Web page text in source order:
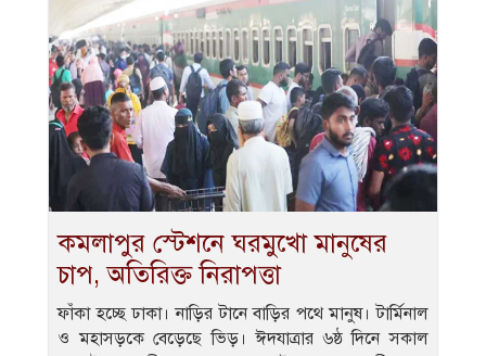
কমলাপুর স্টেশনে ঘরমুখো মানুষের
চাপ, অতিরিক্ত নিরাপত্তা
ফাঁকা হচ্ছে ঢাকা। নাড়ির টানে বাড়ির পথে মানুষ। টার্মিনাল
ও মহাসড়কে বেড়েছে ভিড়। ঈদযাত্রার ৬ষ্ঠ দিনে সকাল